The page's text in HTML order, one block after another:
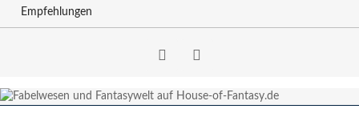
Empfehlungen